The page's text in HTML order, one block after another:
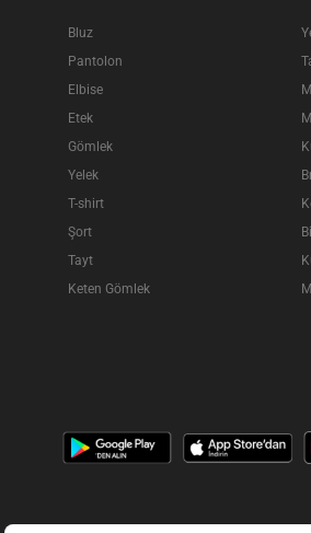
Bluz
Pantolon
Elbise
Etek
Gömlek
Yelek
T-shirt
Şort
Tayt
Keten Gömlek